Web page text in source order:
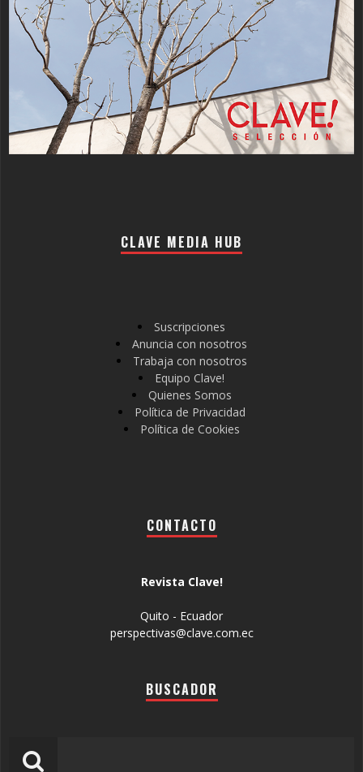
CLAVE MEDIA HUB
Suscripciones
Anuncia con nosotros
Trabaja con nosotros
Equipo Clave!
Quienes Somos
Política de Privacidad
Política de Cookies
CONTACTO
Revista Clave!
Quito - Ecuador
perspectivas@clave.com.ec
BUSCADOR